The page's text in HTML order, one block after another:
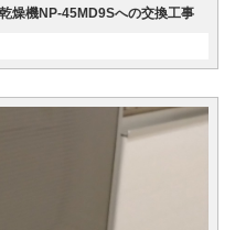
燥機NP-45MD9Sへの交換工事